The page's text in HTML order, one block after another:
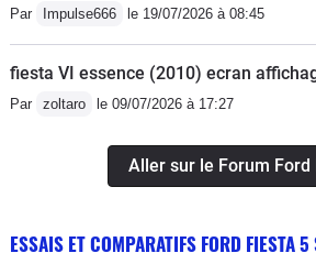
Par Impulse666 le 19/07/2026 à 08:45
fiesta VI essence (2010) ecran
Par zoltaro le 09/07/2026 à 17:27
Aller sur le Forum Ford
ESSAIS ET COMPARATIFS FORD FIESTA 5